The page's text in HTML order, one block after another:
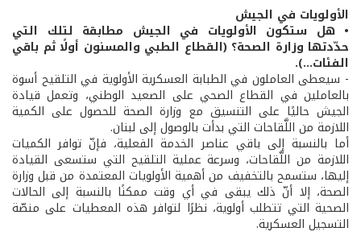
الأولويات في الجيش
• هل ستكون الأولويات في الجيش مطابقة لتلك التي
حدّدتها وزارة الصحة؟ (القطاع الطبي والمسنون أولًا ثم باقي
الفئات...).
- سيعطى العاملون في الطبابة العسكرية الأولوية في التلقيح أسوة
بالعاملين في القطاع الصحي على الصعيد الوطني، وتعمل قيادة
الجيش حاليًا على التنسيق مع وزارة الصحة للحصول على الكمية
اللازمة من اللَّقاحات التي بدأت بالوصول إلى لبنان.
أما بالنسبة إلى باقي عناصر الخدمة الفعلية، فإنّ توافر الكميات
اللازمة من اللَّقاحات، وسرعة عملية التلقيح التي ستسعى القيادة
إليها، ستسمح بالتخفيف من أهمية الأولويات المعتمدة من قبل وزارة
الصحة، إلا أنّ ذلك يبقى في أي وقت ممكنًا بالنسبة إلى الحالات
الصحية التي تتطلب أولوية، نظرًا لتوافر هذه المعطيات على منصّة
التسجيل العسكرية.